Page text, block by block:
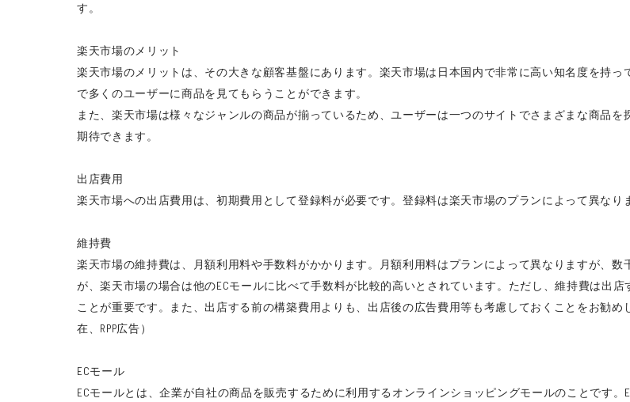
す。
楽天市場のメリット
楽天市場のメリットは、その大きな顧客基盤にあります。楽天市場は日本国内で非常に高い知名度を持
で多くのユーザーに商品を見てもらうことができます。
また、楽天市場は様々なジャンルの商品が揃っているため、ユーザーは一つのサイトでさまざまな商品
期待できます。
出店費用
楽天市場への出店費用は、初期費用として登録料が必要です。登録料は楽天市場のプランによって異なり
維持費
楽天市場の維持費は、月額利用料や手数料がかかります。月額利用料はプランによって異なりますが、
が、楽天市場の場合は他のECモールに比べて手数料が比較的高いとされています。ただし、維持費は出
ことが重要です。また、出店する前の構築費用よりも、出店後の広告費用等も考慮しておくことをお勧
在、RPP広告）
ECモール
ECモールとは、企業が自社の商品を販売するために利用するオンラインショッピングモールのことです